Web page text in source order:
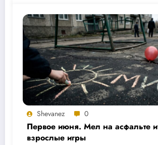
Shevanez 0
Первое июня. Мел на асфальте и
взрослые игры